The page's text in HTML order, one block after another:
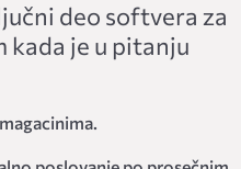
je u pitanju